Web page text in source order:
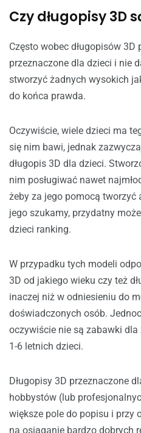
Czy długopisy 3D
Często wobec długopisów
przeznaczone dla dzieci i nie
stworzyć żadnych wysokich
do końca prawda.
Oczywiście, wiele dzieci ma
się nim bawi, jednak
długopis 3D dla dzieci.
nim posługiwać nawet
żeby za jego pomocą tworzyć
jego szukamy, przydatny
dzieci ranking.
W przypadku tych modeli
3D od jakiego wieku czy też
inaczej niż w odniesieniu do
doświadczonych osób.
oczywiście nie są zabawki dla
1-6 letnich dzieci.
Długopisy 3D przeznaczone
hobbystów (lub
większe pole do popisu i przy
na osiąganie bardzo dobrych